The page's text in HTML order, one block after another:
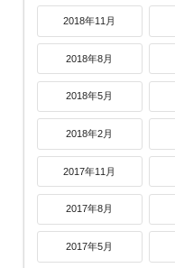
2018年11月
2018年8月
2018年5月
2018年2月
2017年11月
2017年8月
2017年5月